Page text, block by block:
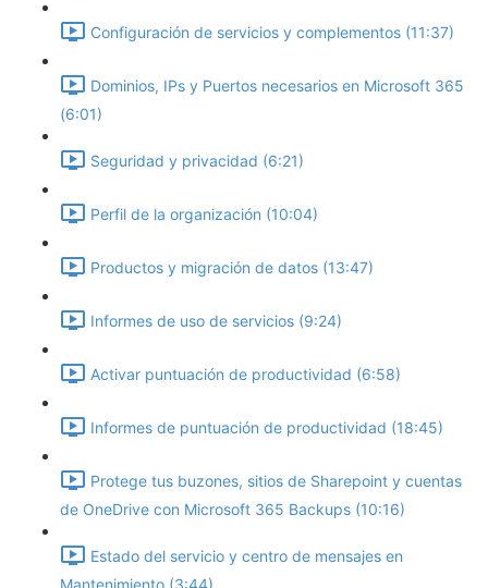
Configuración de servicios y complementos (11:37)
Dominios, IPs y Puertos necesarios en Microsoft 365
(6:01)
Seguridad y privacidad (6:21)
Perfil de la organización (10:04)
Productos y migración de datos (13:47)
Informes de uso de servicios (9:24)
Activar puntuación de productividad (6:58)
Informes de puntuación de productividad (18:45)
Protege tus buzones, sitios de Sharepoint y cuentas
de OneDrive con Microsoft 365 Backups (10:16)
Estado del servicio y centro de mensajes en
Mantenimiento (3:44)